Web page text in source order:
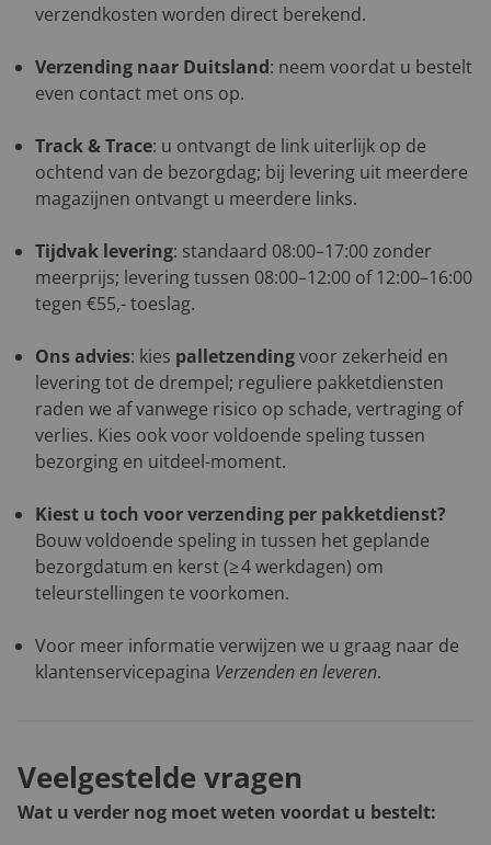
verzendkosten worden direct berekend.
Verzending naar Duitsland: neem voordat u bestelt
even contact met ons op.
Track & Trace: u ontvangt de link uiterlijk op de
ochtend van de bezorgdag; bij levering uit meerdere
magazijnen ontvangt u meerdere links.
Tijdvak levering: standaard 08:00–17:00 zonder
meerprijs; levering tussen 08:00–12:00 of 12:00–16:00
tegen €55,- toeslag.
Ons advies: kies palletzendingvoor zekerheid en
levering tot de drempel; reguliere pakketdiensten
raden we af vanwege risico op schade, vertraging of
verlies. Kies ook voor voldoende speling tussen
bezorging en uitdeel-moment.
Kiest u toch voor verzending per pakketdienst?
Bouw voldoende speling in tussen het geplande
bezorgdatum en kerst (≥ 4 werkdagen) om
teleurstellingen te voorkomen.
Voor meer informatie verwijzen we u graag naar de
klantenservicepagina Verzenden en leveren.
Veelgestelde vragen
Wat u verder nog moet weten voordat u bestelt: